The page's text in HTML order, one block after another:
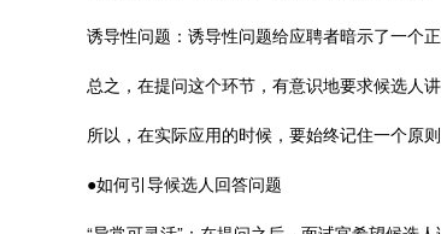
诱导性问题：诱导性问题给应聘者暗示了一个
总之，在提问这个环节，有意识地要求候选人
所以，在实际应用的时候，要始终记住一个原则
●如何引导候选人回答问题